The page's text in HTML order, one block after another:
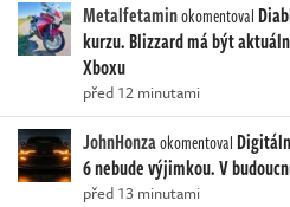
Metalfetaminokomentoval
kurzu. Blizzard má být
Xboxu
před 12 minutami
JohnHonzaokomentoval
6 nebude výjimkou. V
před 13 minutami